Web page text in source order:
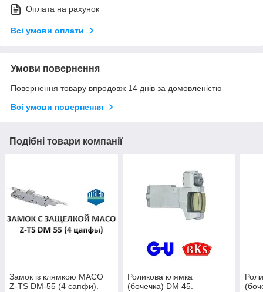
Оплата на рахунок
Всі умови оплати
Умови повернення
Повернення товару впродовж 14 днів за домовленістю
Всі умови повернення
Подібні товари компанії
Замок із клямкою МАСО
Z-TS DM-55 (4 сапфи).
Роликова клямка
(бочечка) DM 45.